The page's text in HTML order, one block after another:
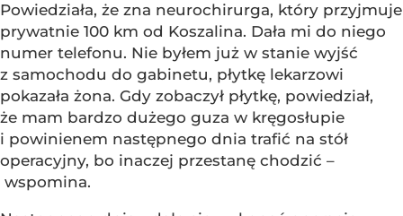
Powiedziała, że zna neurochirurga, który przyjmuje
prywatnie 100 km od Koszalina. Dała mi do niego
numer telefonu. Nie byłem już w stanie wyjść
z samochodu do gabinetu, płytkę lekarzowi
pokazała żona. Gdy zobaczył płytkę, powiedział,
że mam bardzo dużego guza w kręgosłupie
i powinienem następnego dnia trafić na stół
operacyjny, bo inaczej przestanę chodzić –
wspomina.